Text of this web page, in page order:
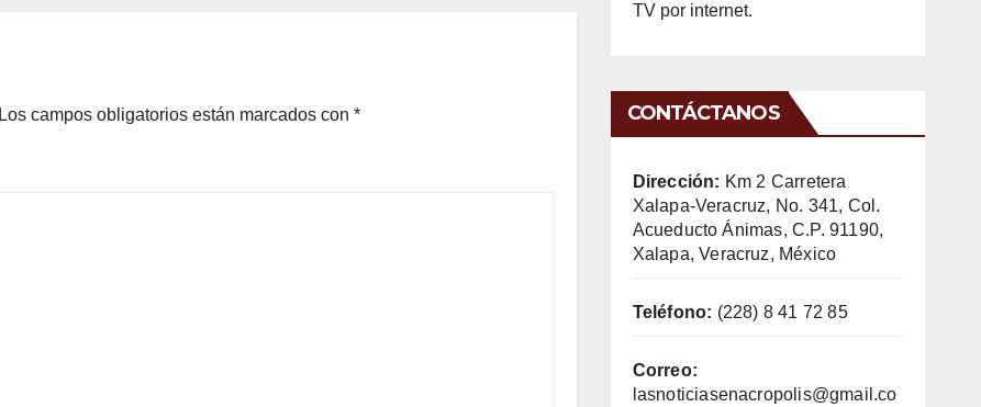
Los campos obligatorios están marcados con *
TV por internet.
CONTÁCTANOS
Dirección: Km 2 Carretera
Xalapa-Veracruz, No. 341, Col.
Acueducto Ánimas, C.P. 91190,
Xalapa, Veracruz, México
Teléfono: (228) 8 41 72 85
Correo:
lasnoticiasenacropolis@gmail.co